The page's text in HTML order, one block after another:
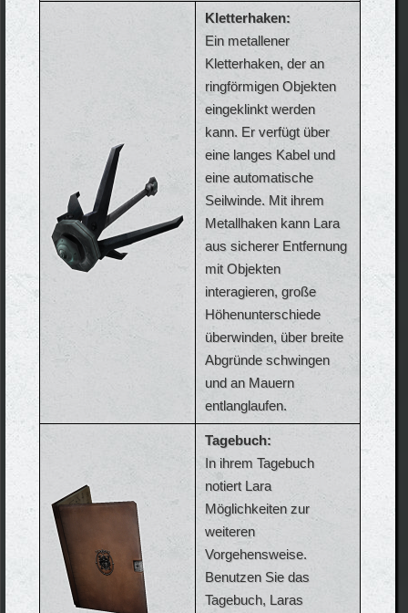
Kletterhaken:
Ein metallener
Kletterhaken, der an
ringförmigen Objekten
eingeklinkt werden
kann. Er verfügt über
eine langes Kabel und
eine automatische
Seilwinde. Mit ihrem
Metallhaken kann Lara
aus sicherer Entfernung
mit Objekten
interagieren, große
Höhenunterschiede
überwinden, über breite
Abgründe schwingen
und an Mauern
entlanglaufen.
Tagebuch:
In ihrem Tagebuch
notiert Lara
Möglichkeiten zur
weiteren
Vorgehensweise.
Benutzen Sie das
Tagebuch, Laras